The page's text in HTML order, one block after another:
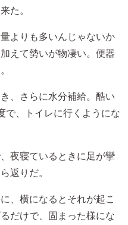
た。
よりも多いんじゃないか
えて勢いが物凄い。便器
、さらに水分補給。酷い
で、トイレに行くようにな
夜寝ているときに足が攣
返りだ。
、横になるとそれが起こ
だけで、固まった様にな